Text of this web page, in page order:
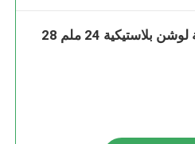
مضخة لوشن بلاستيكية 24 ملم 28